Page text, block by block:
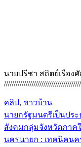
นายปรีชา สถิตย์เรือง
///////////////////////////////////////
คลิป, ชาวบ้าน
แนะแนว
เรื่อง
นายกรัฐมนตรีเป็นปร
สังคมกลุ่มจังหวัดภาค
นครนายก : เทคนิคน